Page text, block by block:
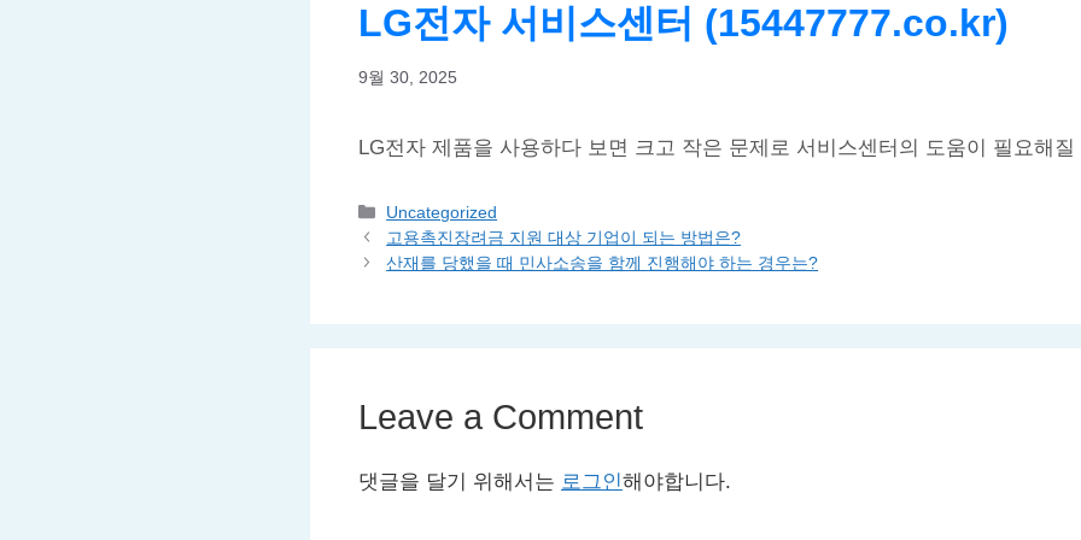
LG전자 서비스센터 (15447777.co.kr)
9월 30, 2025
LG전자 제품을 사용하다 보면 크고 작은 문제로 서비스센터의 도움이 필요해질
Categories
Uncategorized
고용촉진장려금 지원 대상 기업이 되는 방법은?
산재를 당했을 때 민사소송을 함께 진행해야 하는 경우는?
Leave a Comment
댓글을 달기 위해서는 로그인해야합니다.